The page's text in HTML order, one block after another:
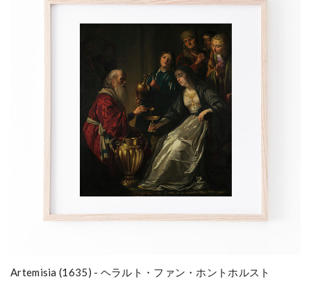
Artemisia (1635) - ヘラルト・ファン・ホントホルスト